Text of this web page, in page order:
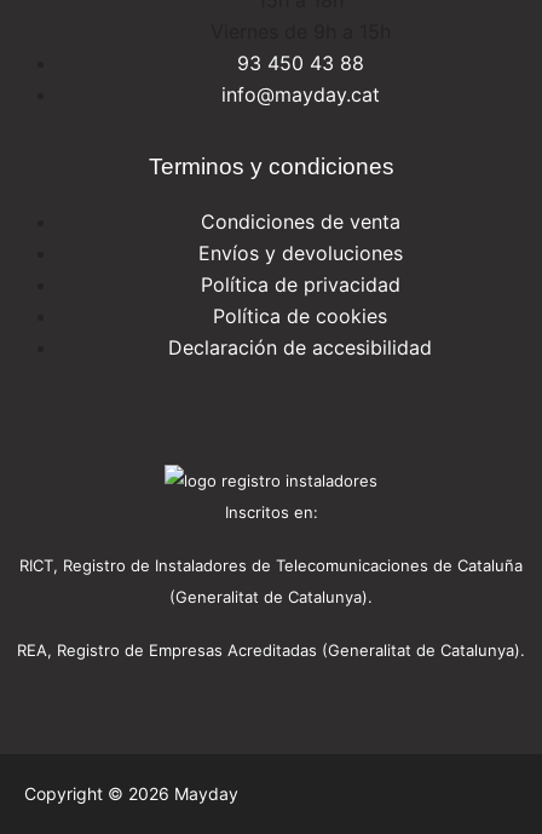
93 450 43 88
info@mayday.cat
Terminos y condiciones
Condiciones de venta
Envíos y devoluciones
Política de privacidad
Política de cookies
Declaración de accesibilidad
Inscritos en:
RICT, Registro de Instaladores de Telecomunicaciones de Cataluña
(Generalitat de Catalunya).
REA, Registro de Empresas Acreditadas (Generalitat de Catalunya).
Copyright © 2026 Mayday